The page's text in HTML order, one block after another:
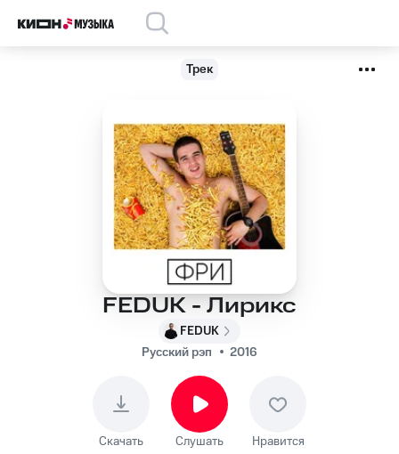
Трек
FEDUK - Лирикс
FEDUK
Русский рэп
2016
Скачать Слушать Нравится